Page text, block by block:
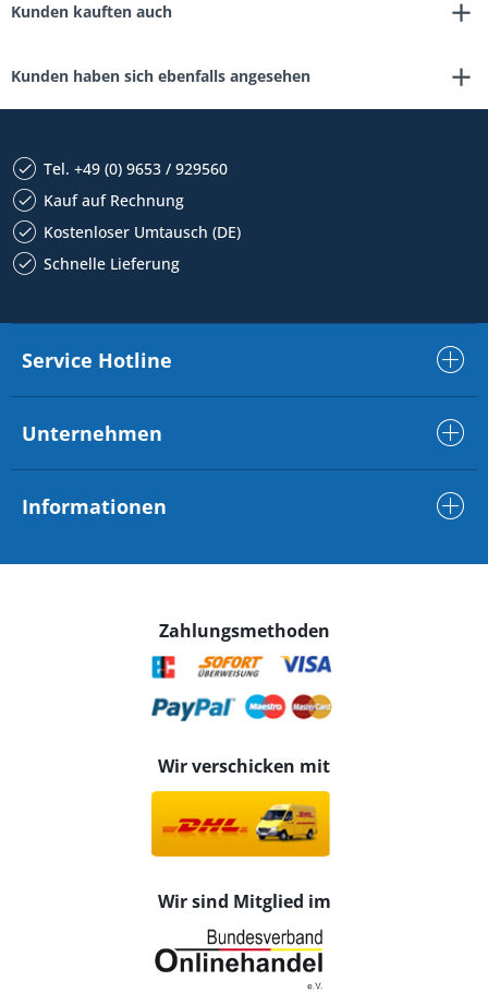
Kunden kauften auch
Kunden haben sich ebenfalls angesehen
Tel. +49 (0) 9653 / 929560
Kauf auf Rechnung
Kostenloser Umtausch (DE)
Schnelle Lieferung
Service Hotline
Unternehmen
Informationen
Zahlungsmethoden
Wir verschicken mit
Wir sind Mitglied im